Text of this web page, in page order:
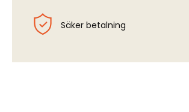
Säker betalning